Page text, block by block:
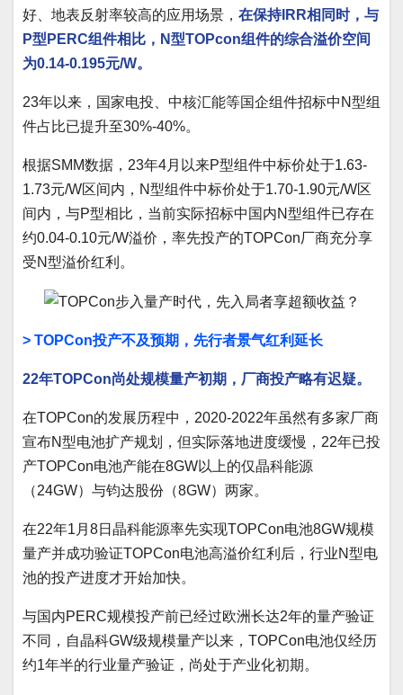
好、地表反射率较高的应用场景， 在保持IRR相同时，与
P型PERC组件相比，N型TOPcon组件的综合溢价空间
为0.14-0.195元/W。
23年以来，国家电投、中核汇能等国企组件招标中N型组
件占比已提升至30%-40%。
根据SMM数据，23年4月以来P型组件中标价处于1.63-
1.73元/W区间内，N型组件中标价处于1.70-1.90元/W区
间内，与P型相比，当前实际招标中国内N型组件已存在
约0.04-0.10元/W溢价，率先投产的TOPCon厂商充分享
受N型溢价红利。
> TOPCon投产不及预期，先行者景气红利延长
22年TOPCon尚处规模量产初期，厂商投产略有迟疑。
在TOPCon的发展历程中，2020-2022年虽然有多家厂商
宣布N型电池扩产规划，但实际落地进度缓慢，22年已投
产TOPCon电池产能在8GW以上的仅晶科能源
（24GW）与钧达股份（8GW）两家。
在22年1月8日晶科能源率先实现TOPCon电池8GW规模
量产并成功验证TOPCon电池高溢价红利后，行业N型电
池的投产进度才开始加快。
与国内PERC规模投产前已经过欧洲长达2年的量产验证
不同，自晶科GW级规模量产以来，TOPCon电池仅经历
约1年半的行业量产验证，尚处于产业化初期。